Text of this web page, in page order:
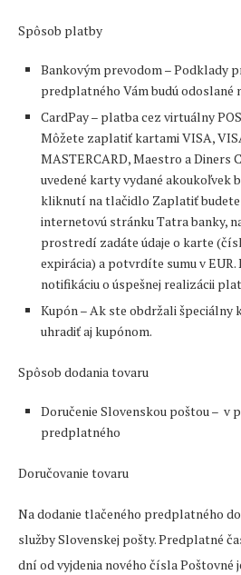
Spôsob platby
Bankovým prevodom – Podklady
predplatného Vám budú odoslané
CardPay – platba cez virtuálny
Môžete zaplatiť kartami VISA,
MASTERCARD, Maestro a Diners
uvedené karty vydané akoukoľvek
kliknutí na tlačidlo Zaplatiť budete
internetovú stránku Tatra banky,
prostredí zadáte údaje o karte
expirácia) a potvrdíte sumu v
notifikáciu o úspešnej realizácii
Kupón – Ak ste obdržali špeciálny
uhradiť aj kupónom.
Spôsob dodania tovaru
Doručenie Slovenskou poštou – v
predplatného
Doručovanie tovaru
Na dodanie tlačeného predplatného
služby Slovenskej pošty. Predplatné
dní od vyjdenia nového čísla Poštovné